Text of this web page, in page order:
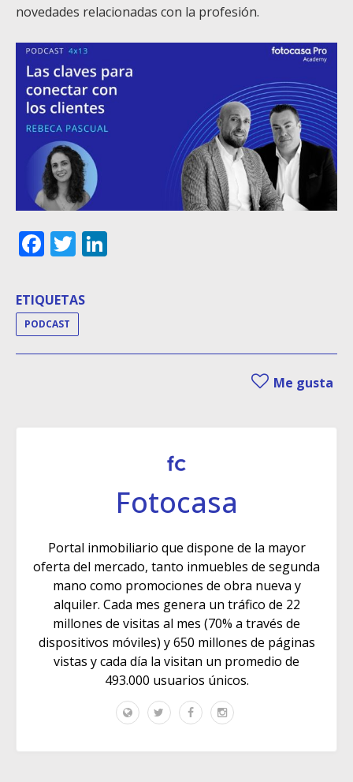
novedades relacionadas con la profesión.
Facebook
Twitter
ETIQUETAS
PODCAST
Me gusta
Fotocasa
Portal inmobiliario que dispone de la mayor
oferta del mercado, tanto inmuebles de segunda
mano como promociones de obra nueva y
alquiler. Cada mes genera un tráfico de 22
millones de visitas al mes (70% a través de
dispositivos móviles) y 650 millones de páginas
vistas y cada día la visitan un promedio de
493.000 usuarios únicos.